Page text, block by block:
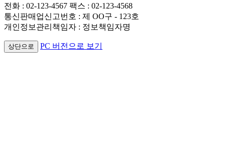
전화 : 02-123-4567 팩스 : 02-123-4568
통신판매업신고번호 : 제 OO구 - 123호
개인정보관리책임자 : 정보책임자명
상단으로 PC 버전으로 보기